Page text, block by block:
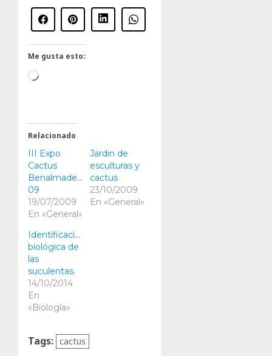
Me gusta esto:
Cargando...
Relacionado
III Expo
Cactus
Benalmadena
09
19/07/2009
En «General»
Jardin de
esculturas y
cactus
23/10/2009
En «General»
Identificación
biológica de
las
suculentas.
14/10/2014
En
«Biología»
Tags: cactus